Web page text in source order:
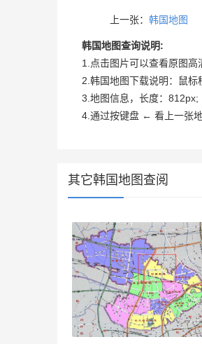
上一张： 韩国地图
韩国地图查询说明:
1.点击图片可以查看原图高
2.韩国地图下载说明：鼠
3.地图信息，长度：
4.通过按键盘 ← 看上一张
其它韩国地图查阅